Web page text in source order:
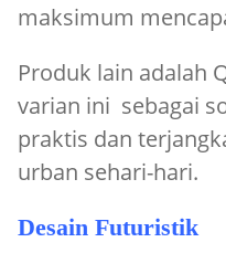
maksimum
Produk lain adalah
varian ini sebagai
praktis dan
urban sehari-hari.
Desain Futuristik